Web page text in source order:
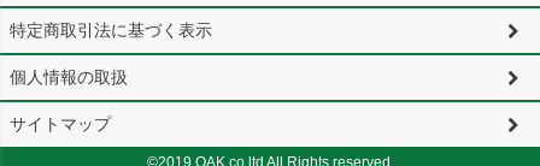
特定商取引法に基づく表示
個人情報の取扱
サイトマップ
©2019 OAK.co.ltd All Rights reserved.